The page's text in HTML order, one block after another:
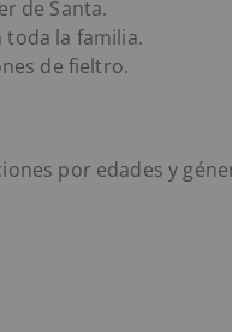
de Santa.
la familia.
de fieltro.
por edades y